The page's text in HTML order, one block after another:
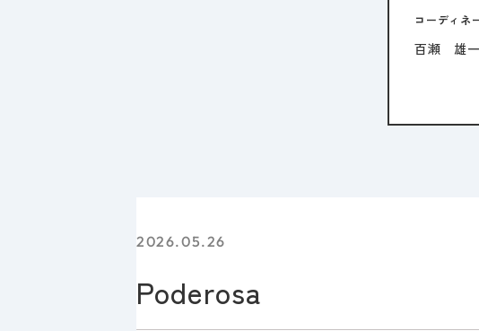
コーディネ
百瀬 雄
2026.05.26
Poderosa